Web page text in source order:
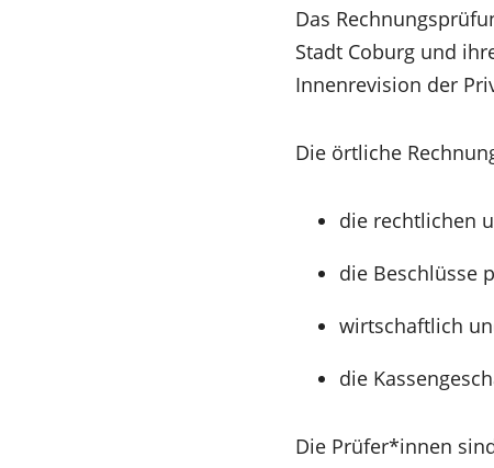
Das
Stadt Coburg und
Innenrevision der
Die örtliche
die rechtlichen
die Beschlüsse
wirtschaftlich
die
Die Prüfer*innen